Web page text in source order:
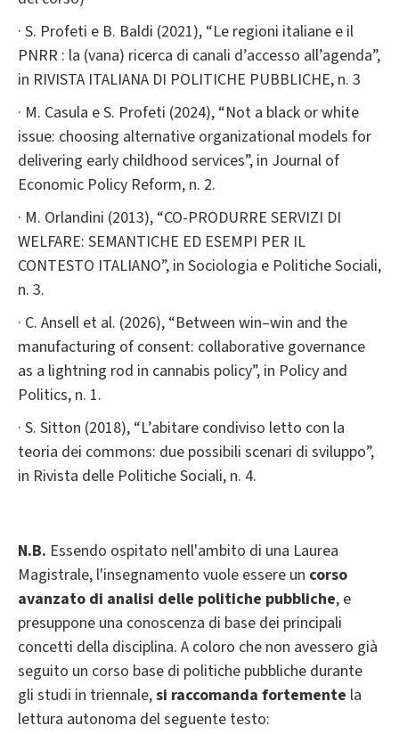
· S. Profeti e B. Baldi (2021), “Le regioni italiane e il
PNRR : la (vana) ricerca di canali d’accesso all’agenda”,
in RIVISTA ITALIANA DI POLITICHE PUBBLICHE, n. 3
· M. Casula e S. Profeti (2024), “Not a black or white
issue: choosing alternative organizational models for
delivering early childhood services”, in Journal of
Economic Policy Reform, n. 2.
· M. Orlandini (2013), “CO-PRODURRE SERVIZI DI
WELFARE: SEMANTICHE ED ESEMPI PER IL
CONTESTO ITALIANO”, in Sociologia e Politiche Sociali,
n. 3.
· C. Ansell et al. (2026), “Between win–win and the
manufacturing of consent: collaborative governance
as a lightning rod in cannabis policy”, in Policy and
Politics, n. 1.
· S. Sitton (2018), “L’abitare condiviso letto con la
teoria dei commons: due possibili scenari di sviluppo”,
in Rivista delle Politiche Sociali, n. 4.
N.B. Essendo ospitato nell'ambito di una Laurea
Magistrale, l'insegnamento vuole essere un corso
avanzato di analisi delle politiche pubbliche, e
presuppone una conoscenza di base dei principali
concetti della disciplina. A coloro che non avessero già
seguito un corso base di politiche pubbliche durante
gli studi in triennale,si raccomanda fortemente la
lettura autonoma del seguente testo: